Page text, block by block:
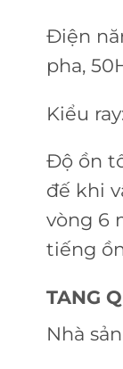
Điện
pha,
Kiểu
Độ ồn
đế khi
vòng 6
tiếng
TANG
Nhà